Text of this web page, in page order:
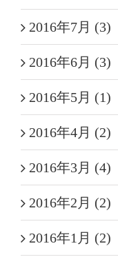
2016年7月 (3)
2016年6月 (3)
2016年5月 (1)
2016年4月 (2)
2016年3月 (4)
2016年2月 (2)
2016年1月 (2)